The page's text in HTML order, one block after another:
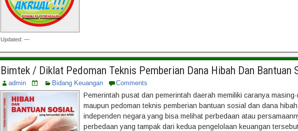
Updated: —
Bimtek / Diklat Pedoman Teknis Pemberian Dana Hibah Dan Bantuan
admin Bidang Keuangan Comments
Pemerintah pusat dan pemerintah daerah memiliki caranya
maupun pedoman teknis pemberian bantuan sosial dan dana
independen negara yang bisa melihat perbedaan atau
perbedaan yang tampak dari kedua pengelolaan keuangan